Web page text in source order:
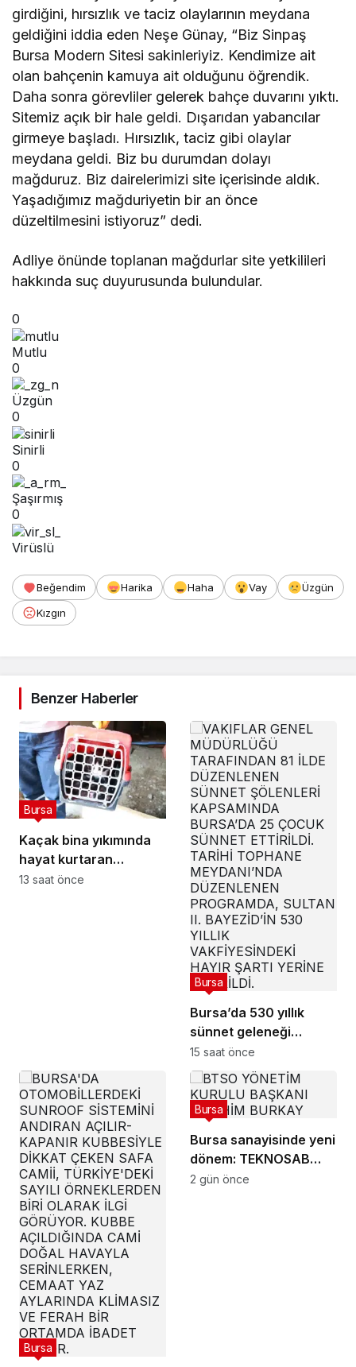
girdiğini, hırsızlık ve taciz olaylarının meydana
geldiğini iddia eden Neşe Günay, “Biz Sinpaş
Bursa Modern Sitesi sakinleriyiz. Kendimize ait
olan bahçenin kamuya ait olduğunu öğrendik.
Daha sonra görevliler gelerek bahçe duvarını yıktı.
Sitemiz açık bir hale geldi. Dışarıdan yabancılar
girmeye başladı. Hırsızlık, taciz gibi olaylar
meydana geldi. Biz bu durumdan dolayı
mağduruz. Biz dairelerimizi site içerisinde aldık.
Yaşadığımız mağduriyetin bir an önce
düzeltilmesini istiyoruz” dedi.
Adliye önünde toplanan mağdurlar site yetkilileri
hakkında suç duyurusunda bulundular.
0
Mutlu
0
Üzgün
0
Sinirli
0
Şaşırmış
0
Virüslü
Beğendim Harika Haha Vay
Üzgün
Kızgın
Benzer Haberler
Kaçak bina yıkımında
hayat kurtaran
müdahale
Bursa
13 saat önce
Bursa’da 530 yıllık
sünnet geleneği
yaşatıldı
Bursa
15 saat önce
Bursa
Bursa sanayisinde yeni
dönem: TEKNOSAB
KOBİ OSB ile dev
Bursa
2 gün önce